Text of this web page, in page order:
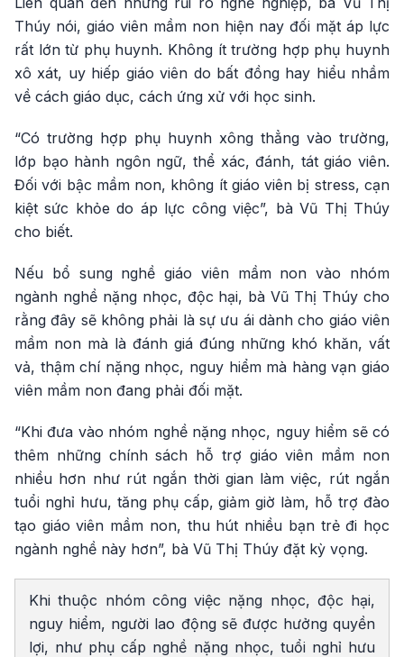
Thúy nói, giáo viên mầm non hiện nay đối mặt áp lực
rất lớn từ phụ huynh. Không ít trường hợp phụ huynh
xô xát, uy hiếp giáo viên do bất đồng hay hiểu nhầm
về cách giáo dục, cách ứng xử với học sinh.
“Có trường hợp phụ huynh xông thẳng vào trường,
lớp bạo hành ngôn ngữ, thể xác, đánh, tát giáo viên.
Đối với bậc mầm non, không ít giáo viên bị stress, cạn
kiệt sức khỏe do áp lực công việc”, bà Vũ Thị Thúy
cho biết.
Nếu bổ sung nghề giáo viên mầm non vào nhóm
ngành nghề nặng nhọc, độc hại, bà Vũ Thị Thúy cho
rằng đây sẽ không phải là sự ưu ái dành cho giáo viên
mầm non mà là đánh giá đúng những khó khăn, vất
vả, thậm chí nặng nhọc, nguy hiểm mà hàng vạn giáo
viên mầm non đang phải đối mặt.
“Khi đưa vào nhóm nghề nặng nhọc, nguy hiểm sẽ có
thêm những chính sách hỗ trợ giáo viên mầm non
nhiều hơn như rút ngắn thời gian làm việc, rút ngắn
tuổi nghỉ hưu, tăng phụ cấp, giảm giờ làm, hỗ trợ đào
tạo giáo viên mầm non, thu hút nhiều bạn trẻ đi học
ngành nghề này hơn”, bà Vũ Thị Thúy đặt kỳ vọng.
Khi thuộc nhóm công việc nặng nhọc, độc hại,
nguy hiểm, người lao động sẽ được hưởng quyền
lợi, như phụ cấp nghề nặng nhọc, tuổi nghỉ hưu